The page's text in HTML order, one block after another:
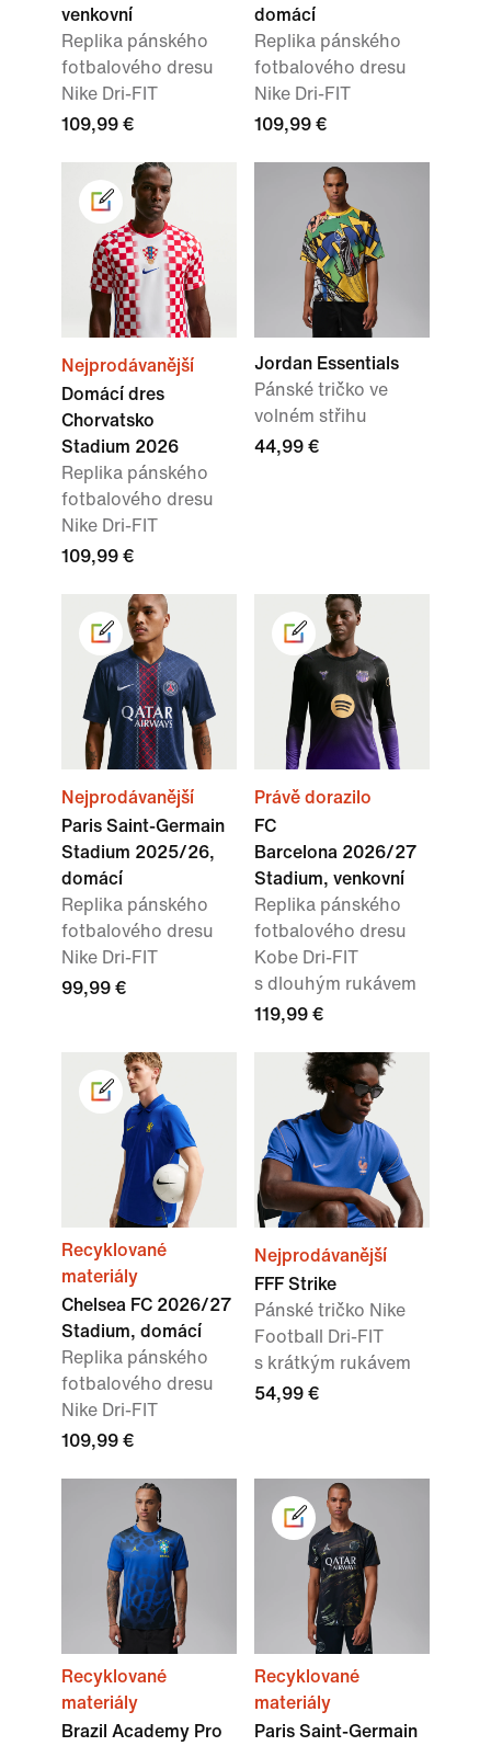
venkovní
Replika pánského
fotbalového dresu
Nike Dri-FIT
109,99 €
domácí
Replika pánského
fotbalového dresu
Nike Dri-FIT
109,99 €
Nejprodávanější
Domácí dres
Chorvatsko
Stadium 2026
Replika pánského
fotbalového dresu
Nike Dri-FIT
109,99 €
Jordan Essentials
Pánské tričko ve
volném střihu
44,99 €
Nejprodávanější
Paris Saint-Germain
Stadium 2025/26,
domácí
Replika pánského
fotbalového dresu
Nike Dri-FIT
99,99 €
Právě dorazilo
FC
Barcelona 2026/27
Stadium, venkovní
Replika pánského
fotbalového dresu
Kobe Dri-FIT
s dlouhým rukávem
119,99 €
Recyklované
materiály
Chelsea FC 2026/27
Stadium, domácí
Replika pánského
fotbalového dresu
Nike Dri-FIT
109,99 €
Nejprodávanější
FFF Strike
Pánské tričko Nike
Football Dri-FIT
s krátkým rukávem
54,99 €
Recyklované
materiály
Brazil Academy Pro
Recyklované
materiály
Paris Saint-Germain